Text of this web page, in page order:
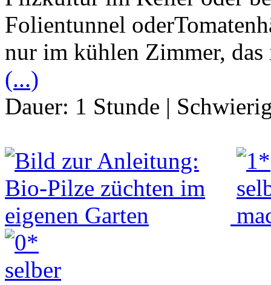
Folientunnel
nur im kühlen Zimmer, das
(...)
Dauer: 1 Stunde |